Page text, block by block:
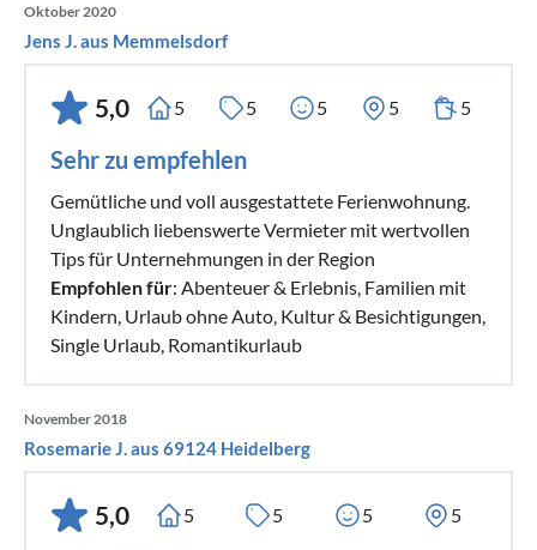
Oktober 2020
Jens J. aus Memmelsdorf
5,0 5 5 5 5 5
Sehr zu empfehlen
Gemütliche und voll ausgestattete Ferienwohnung.
Unglaublich liebenswerte Vermieter mit wertvollen
Tips für Unternehmungen in der Region
Empfohlen für: Abenteuer & Erlebnis, Familien mit
Kindern, Urlaub ohne Auto, Kultur & Besichtigungen,
Single Urlaub, Romantikurlaub
November 2018
Rosemarie J. aus 69124 Heidelberg
5,0 5 5 5 5